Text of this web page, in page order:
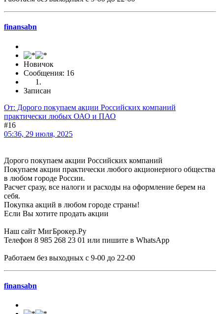
finansabn
Новичок
Сообщения: 16
Записан
От: Дорого покупаем акции Российских компаний
практически любых ОАО и ПАО
#16
05:36, 29 июля, 2025
Дорого покупаем акции Российских компаний
Покупаем акции практически любого акционерного общества
в любом городе России.
Расчет сразу, все налоги и расходы на оформление берем на
себя.
Покупка акций в любом городе страны!
Если Вы хотите продать акции
Наш сайт МигБрокер.Ру
Телефон 8 985 268 23 01 или пишите в WhatsApp
Работаем без выходных с 9-00 до 22-00
finansabn